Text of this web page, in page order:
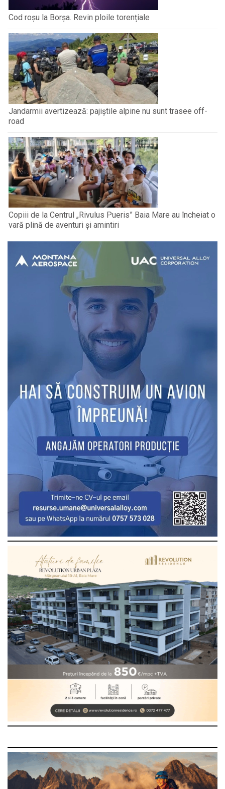
Cod roșu la Borșa. Revin ploile torențiale
Jandarmii avertizează: pajiștile alpine nu sunt trasee off-
road
Copiii de la Centrul „Rivulus Pueris” Baia Mare au încheiat o
vară plină de aventuri și amintiri